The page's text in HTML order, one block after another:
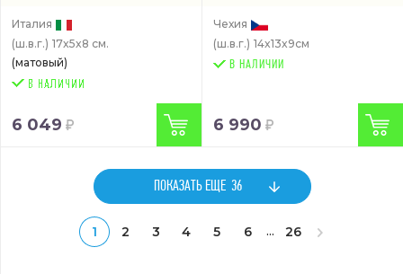
Италия
(ш.в.г.) 17x5x8 см.
(матовый)
6 049
Чехия
(ш.в.г.) 14x13x9см
В НАЛИЧИИ
6 990
ПОКАЗАТЬ ЕЩЕ 36
1 2 3 4 5 6 ... 26